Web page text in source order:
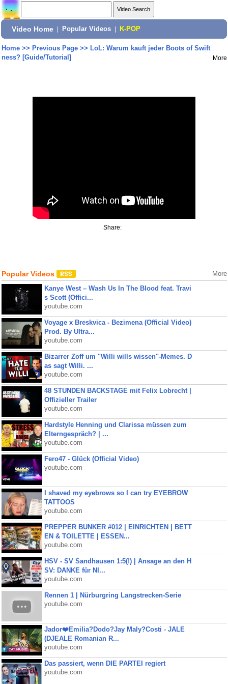
Video Home Popular Videos K-POP
Home>> Previous Page>> LoL: Warum kauft jeder Boots of Swift
ness? [Guide/Tutorial]
More
Share:
Popular Videos More
Kanye West – Wash Us In The Blood feat. Travi
s Scott (Offici...
youtube.com
Voyage x Breskvica - Bezimena (Official Video)
Prod. By Ultra...
youtube.com
Bizarrer Zoff um "Willi wills wissen"-Memes. D
as sagt Willi. ...
youtube.com
48 STUNDEN BACKSTAGE mit Felix Lobrecht |
Offizieller Trailer
youtube.com
Hardstyle Henning und Clarissa müssen zum
Elterngespräch? | ...
youtube.com
Fero47 - Glück (Official Video)
youtube.com
I shaved my eyebrows so I can try EYEBROW
TATTOOS
youtube.com
PREPPER BUNKER #012 | EINRICHTEN | BETT
EN & TOILETTE | ESSEN...
youtube.com
HSV - SV Sandhausen 1:5(!) | Ansage an den H
SV: DANKE für NI...
youtube.com
Rennen 1 | Nürburgring Langstrecken-Serie
youtube.com
Jador❤️Emilia?Dodo?Jay Maly?Costi - JALE
(DJEALE Romanian R...
youtube.com
Das passiert, wenn DIE PARTEI regiert
youtube.com